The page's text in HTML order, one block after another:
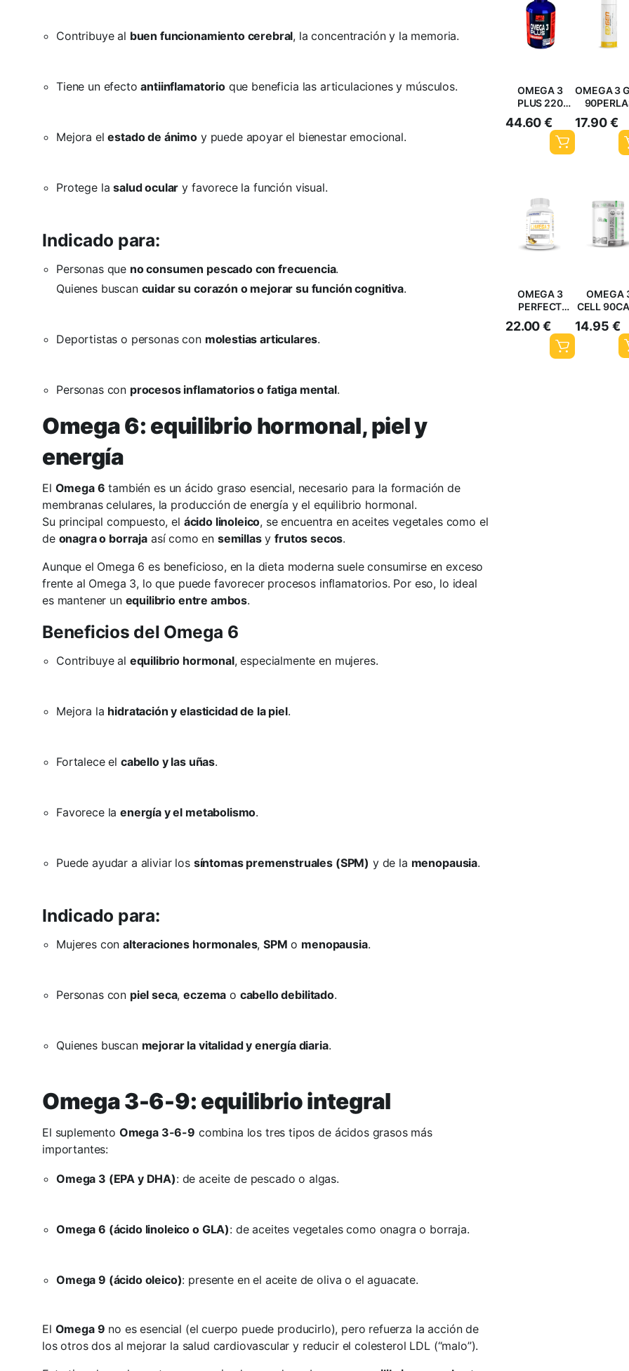
Contribuye al buen funcionamiento cerebral, la concentración y la memoria.
Tiene un efectoantiinflamatorioque beneficia las articulaciones y músculos.
Mejora elestado de ánimo y puede apoyar el bienestar emocional.
Protege lasalud ocular y favorece la función visual.
Indicado para:
Personas que no consumen pescado con frecuencia.
Quienes buscan cuidar su corazón o mejorar su función cognitiva.
Deportistas o personas con molestias articulares.
Personas con procesos inflamatorios o fatiga mental.
Omega 6: equilibrio hormonal, piel y
energía
El Omega 6 también es un ácido graso esencial, necesario para la formación de
membranas celulares, la producción de energía y el equilibrio hormonal.
Su principal compuesto, el ácido linoleico, se encuentra en aceites vegetales como el
de onagra o borrajaasí como en semillasyfrutos secos.
Aunque el Omega 6 es beneficioso, en la dieta moderna suele consumirse en exceso
frente al Omega 3, lo que puede favorecer procesos inflamatorios. Por eso, lo ideal
es mantener un equilibrio entre ambos.
Beneficios del Omega 6
Contribuye al equilibrio hormonal, especialmente en mujeres.
Mejora la hidratación y elasticidad de la piel.
Fortalece el cabello y las uñas.
Favorece laenergía y el metabolismo.
Puede ayudar a aliviar los síntomas premenstruales (SPM) y de la menopausia.
Indicado para:
Mujeres conalteraciones hormonales,SPM o menopausia.
Personas con piel seca,eczema o cabello debilitado.
Quienes buscan mejorar la vitalidad y energía diaria.
Omega 3-6-9: equilibrio integral
El suplemento Omega 3-6-9 combina los tres tipos de ácidos grasos más
importantes:
Omega 3 (EPA y DHA): de aceite de pescado o algas.
Omega 6 (ácido linoleico o GLA): de aceites vegetales como onagra o borraja.
Omega 9 (ácido oleico): presente en el aceite de oliva o el aguacate.
El Omega 9 no es esencial (el cuerpo puede producirlo), pero refuerza la acción de
los otros dos al mejorar la salud cardiovascular y reducir el colesterol LDL (“malo”).
OMEGA 3
PLUS 220
CAPS
44.60€
OMEGA 3
17.90€
OMEGA 3
PERFECT
NUTRITION
150CAPS
22.00€
OMEGA
CELL
14.95 €